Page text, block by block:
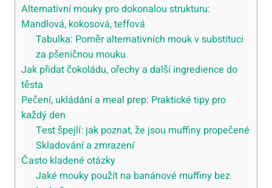
Alternativní mouky pro dokonalou strukturu:
Mandlová, kokosová, teffová
Tabulka: Poměr alternativních mouk v substituci
za pšeničnou mouku
Jak přidat čokoládu, ořechy a další ingredience do
těsta
Pečení, ukládání a meal prep: Praktické tipy pro
každý den
Test špejlí: jak poznat, že jsou muffiny propečené
Skladování a zmrazení
Často kladené otázky
Jaké mouky použít na banánové muffiny bez